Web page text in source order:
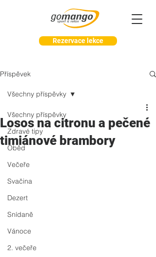
Rezervace lekce
Příspěvek
Všechny příspěvky
Zdravé tipy
Oběd
Večeře
Svačina
Dezert
Snídaně
Vánoce
2. večeře
Všechny příspěvky
Losos na citronu a pečené
timiánové brambory